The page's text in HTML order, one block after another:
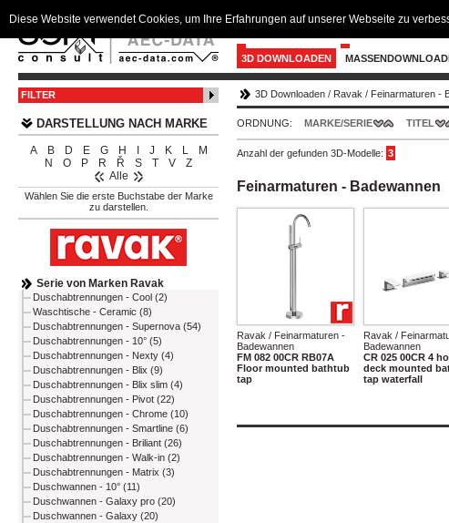
3D DOWNLOADEN
FILTER
DARSTELLUNG NACH MARKE
A B D E G H J K L
M
N
O P R Ř S T V
Z
Alle
Wählen Sie die erste Buchstabe der Marke
zu darstellen.
Serie von Marken Ravak
Duschabtrennungen - Cool (2)
Waschtische - Ceramic (8)
Duschabtrennungen - Supernova (54)
Duschabtrennungen - 10° (5)
Duschabtrennungen - Nexty (4)
Duschabtrennungen - Blix (9)
Duschabtrennungen - Blix slim (4)
Duschabtrennungen - Pivot (22)
Duschabtrennungen - Chrome (10)
Duschabtrennungen - Smartline (6)
Duschabtrennungen - Briliant (26)
Duschabtrennungen - Walk-in (2)
Duschabtrennungen - Matrix (3)
Duschwannen - 10° (11)
Duschwannen - Galaxy pro (20)
Duschwannen - Galaxy (20)
3D Downloaden / Ravak / Feinarmaturen -
ORDNUNG: MARKE/SERIE TITEL
Anzahl der gefunden 3D-Modelle: 3
Feinarmaturen - Badewannen
Ravak / Feinarmaturen -
Badewannen
FM 082 00CR RB07A
Floor mounted bathtub
tap
Ravak /
Badewannen
CR 025 00CR 4
deck mounted
tap waterfall
Diese Website verwendet Cookies, um Ihre Erfahrungen auf unserer Webseite zu